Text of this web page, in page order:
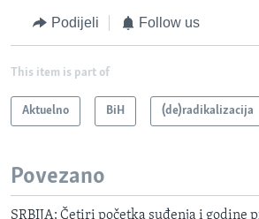
Podijeli Follow us
This item is part of
Aktuelno BiH (de)radikalizacija
Povezano
SRBIJA: Četiri početka suđenja i godine